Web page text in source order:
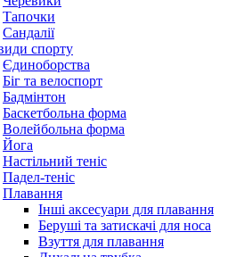
Тапочки
Сандалії
спорту
Єдиноборства
Біг та велоспорт
Бадмінтон
Баскетбольна форма
Волейбольна форма
Йога
Настільний теніс
Падел-теніс
Плавання
Інші аксесуари для плавання
Беруші та затискачі для носа
Взуття для плавання